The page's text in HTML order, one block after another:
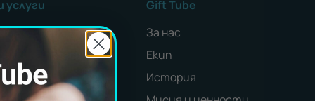
услуги
за фирми
програми
Gift Tube
За нас
Екип
История